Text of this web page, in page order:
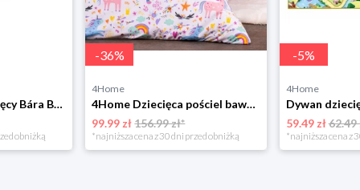
Bellatex Koc dziecięcy Bára Butterfly różowy, 75 x 100 cm
obniżką
-36%
4Home
4Home Dziecięca pościel bawełniana Unicorns, 140 x 200 cm, 70 x 90 cm
99.99 zł156.99 zł*
*najniższa cena z 30 dni przed obniżką
-5%
4Home
59.49 zł62.49
*najniższa cena z